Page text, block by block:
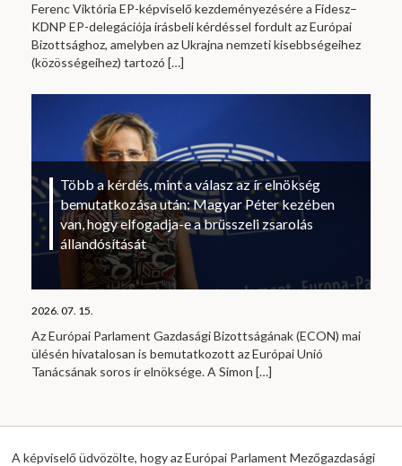
Ferenc Viktória EP-képviselő kezdeményezésére a Fidesz–
KDNP EP-delegációja írásbeli kérdéssel fordult az Európai
Bizottsághoz, amelyben az Ukrajna nemzeti kisebbségeihez
(közösségeihez) tartozó […]
Több a kérdés, mint a válasz az ír elnökség
bemutatkozása után: Magyar Péter kezében
van, hogy elfogadja-e a brüsszeli zsarolás
állandósítását
2026. 07. 15.
Az Európai Parlament Gazdasági Bizottságának (ECON) mai
ülésén hivatalosan is bemutatkozott az Európai Unió
Tanácsának soros ír elnöksége. A Simon […]
A képviselő üdvözölte, hogy az Európai Parlament Mezőgazdasági